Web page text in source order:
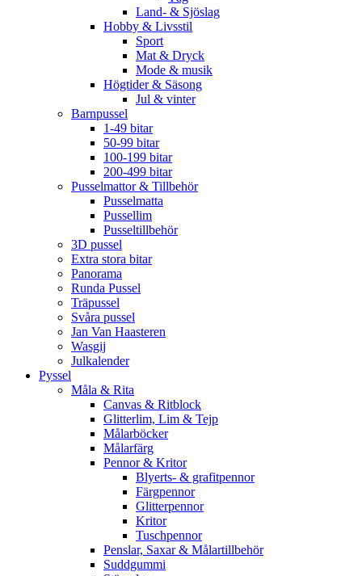
Land- & Sjöslag
Hobby & Livsstil
Sport
Mat & Dryck
Mode & musik
Högtider & Säsong
Jul & vinter
Barnpussel
1-49 bitar
50-99 bitar
100-199 bitar
200-499 bitar
Pusselmattor & Tillbehör
Pusselmatta
Pussellim
Pusseltillbehör
3D pussel
Extra stora bitar
Panorama
Runda Pussel
Träpussel
Svåra pussel
Jan Van Haasteren
Wasgij
Julkalender
Pyssel
Måla & Rita
Canvas & Ritblock
Glitterlim, Lim & Tejp
Målarböcker
Målarfärg
Pennor & Kritor
Blyerts- & grafitpennor
Färgpennor
Glitterpennor
Kritor
Tuschpennor
Penslar, Saxar & Målartillbehör
Suddgummi